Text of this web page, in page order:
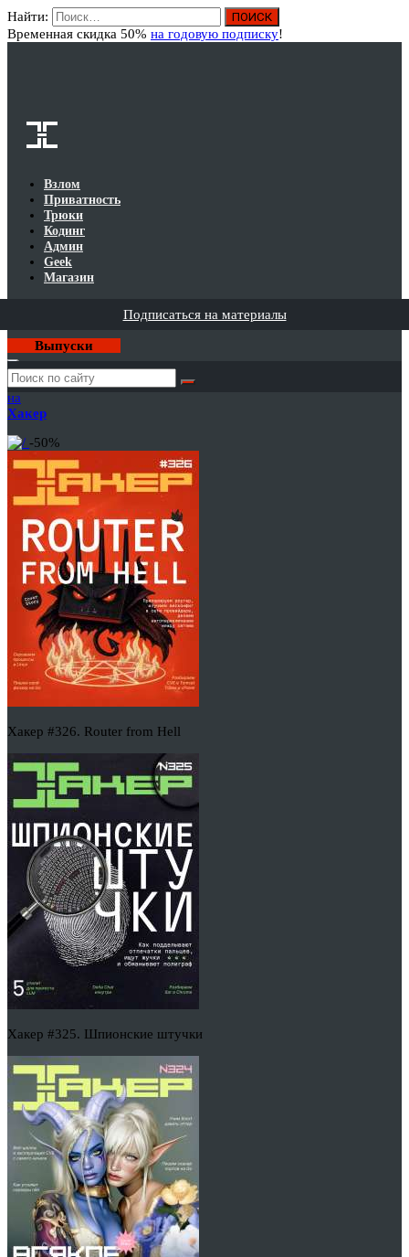
Найти:
Временная скидка 50% на годовую подписку!
Взлом
Приватность
Трюки
Кодинг
Админ
Geek
Магазин
Подписаться на материалы
Выпуски
Годовая
подписка
на
Хакер
-50%
Хакер #326. Router from Hell
Хакер #325. Шпионские штучки